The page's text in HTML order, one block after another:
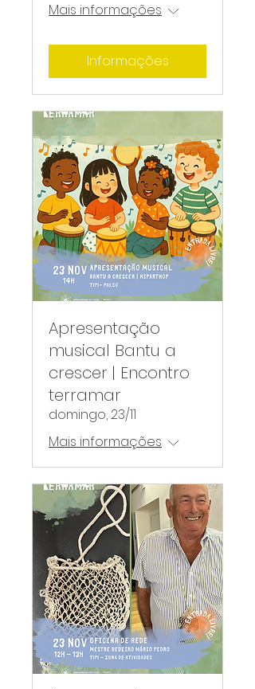
Mais informações
Informações
Apresentação
musical Bantu a
crescer | Encontro
terramar
domingo, 23/11
Mais informações